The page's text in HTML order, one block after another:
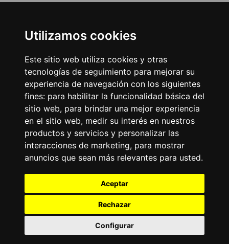
Utilizamos cookies
Este sitio web utiliza cookies y otras
tecnologías de seguimiento para mejorar su
experiencia de navegación con los siguientes
fines: para habilitar la funcionalidad básica del
sitio web, para brindar una mejor experiencia
en el sitio web, medir su interés en nuestros
productos y servicios y personalizar las
interacciones de marketing, para mostrar
anuncios que sean más relevantes para usted.
Aceptar
Rechazar
Configurar
Noticias
Emisoras Unidas
Encuéntranos
Contacto
Términos y condiciones
Directorio
Grupo Emisoras Unidas
desarrollo porwww.dast.cl